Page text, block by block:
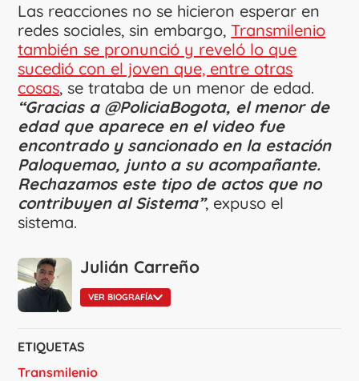
Las reacciones no se hicieron esperar en
redes sociales, sin embargo,Transmilenio
también se pronunció y reveló lo que
sucedió con el joven que, entre otras
cosas, se trataba de un menor de edad.
“Gracias a @PoliciaBogota, el menor de
edad que aparece en el video fue
encontrado y sancionado en la estación
Paloquemao, junto a su acompañante.
Rechazamos este tipo de actos que no
contribuyen al Sistema”, expuso el
sistema.
Julián Carreño
VER BIOGRAFÍA
ETIQUETAS
Transmilenio